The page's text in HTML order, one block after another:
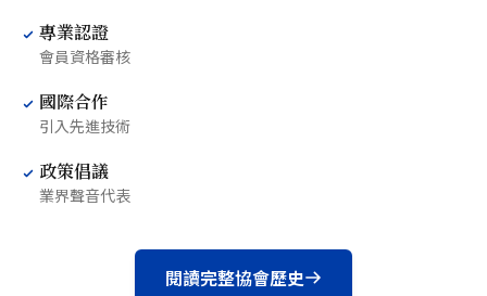
專業認證
會員資格審核
國際合作
引入先進技術
政策倡議
業界聲音代表
閱讀完整協會歷史